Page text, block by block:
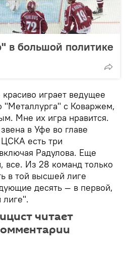
в большой политике
играет ведущее
"Металлурга" с Коваржем,
Мне их игра нравится.
в Уфе во главе
есть три
Радулова. Еще
все. Из 28 команд только
в той высшей лиге
десять — в первой,
лиге".
читает